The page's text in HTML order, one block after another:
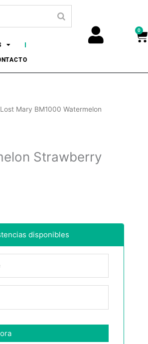
0
Mary BM1000 Watermelon
Strawberry
disponibles